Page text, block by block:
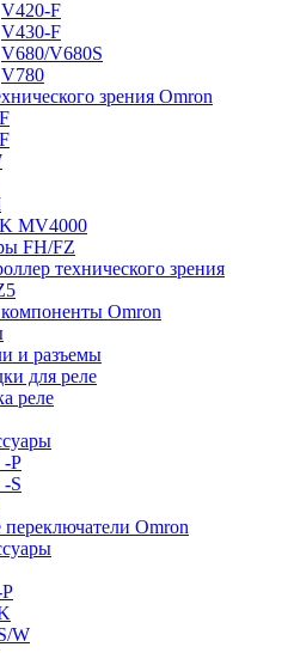
V420-F
V430-F
V680/V680S
V780
зрения Omron
MV4000
FH/FZ
технического зрения
Omron
и разъемы
для реле
реле
P
S
Omron
W